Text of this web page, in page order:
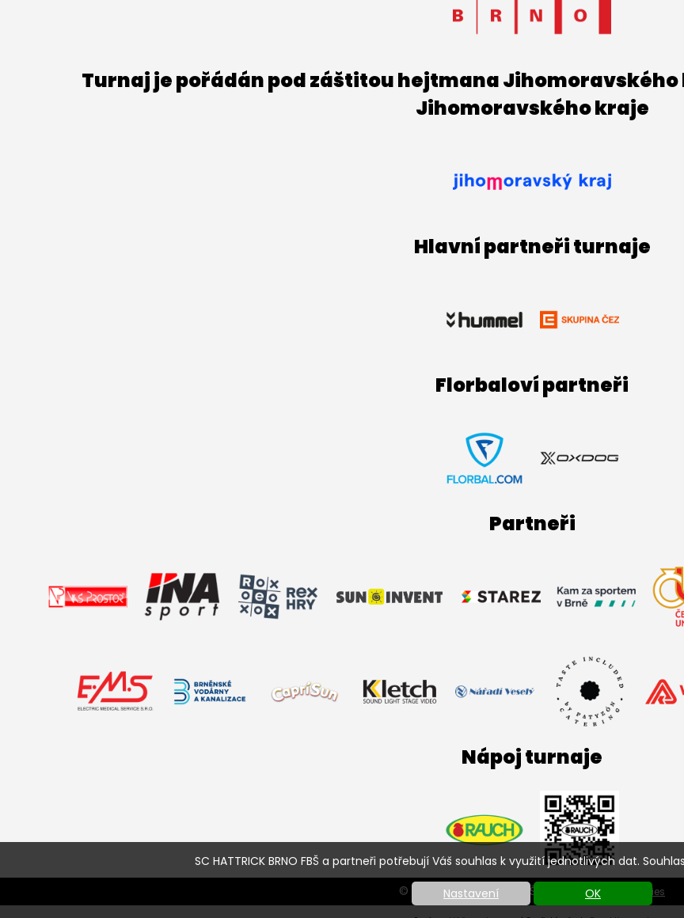
SC HATTRICK BRNO FBŠ a partneři potřebují Váš souhlas k využití jednotlivých dat.
Nastavení OK
Turnaj je pořádán pod záštitou hejtmana
Jihomoravského kraje
Hlavní partneři turnaje
Florbaloví partneři
Partneři
Nápoj turnaje
© SC HATTRICK BRNO FBŠ 2026 | Nastavení cookies